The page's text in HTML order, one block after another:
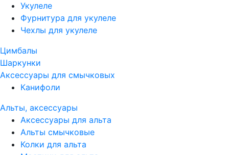
Укулеле
Фурнитура для укулеле
Чехлы для укулеле
Цимбалы
Шаркунки
Аксессуары для смычковых
Канифоли
Альты, аксессуары
Аксессуары для альта
Альты смычковые
Колки для альта